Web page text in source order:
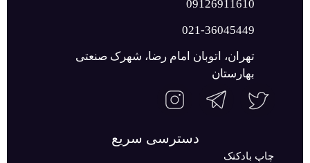
09126911610
021-36045449
تهران، اتوبان امام رضا، شهرک صنعتی
بهارستان
دسترسی سریع
چاپ بادکنک